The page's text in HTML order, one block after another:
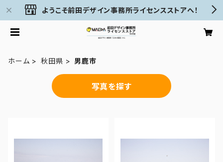
ようこそ前田デザイン事務所ライセンスストアへ！
ホーム 秋田県 男鹿市
写真を探す